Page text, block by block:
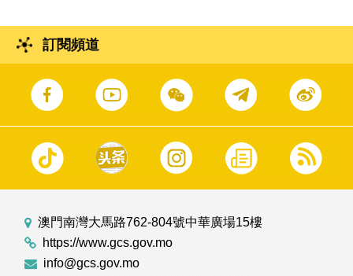
訂閱頻道
澳門南灣大馬路762-804號中華廣場15樓
https://www.gcs.gov.mo
info@gcs.gov.mo